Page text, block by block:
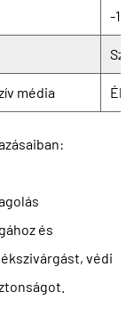
-
média
és
védi